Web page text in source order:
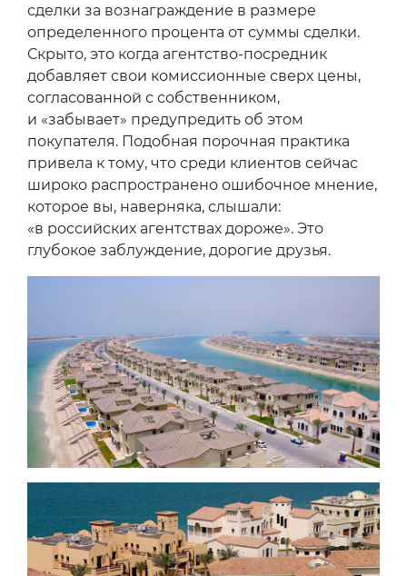
сделки за вознаграждение в размере
определенного процента от суммы сделки.
Скрыто, это когда агентство-посредник
добавляет свои комиссионные сверх цены,
согласованной с собственником,
и «забывает» предупредить об этом
покупателя. Подобная порочная практика
привела к тому, что среди клиентов сейчас
широко распространено ошибочное мнение,
которое вы, наверняка, слышали:
«в российских агентствах дороже». Это
глубокое заблуждение, дорогие друзья.